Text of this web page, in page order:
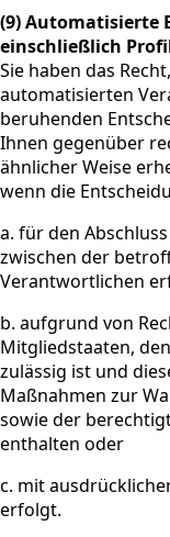
(9) Automatisierte
einschließlich
Sie haben das
automatisierten
beruhenden
Ihnen gegenüber
ähnlicher Weise
wenn die
a. für den
zwischen der
Verantwortlichen
b. aufgrund von
Mitgliedstaaten,
zulässig ist und
Maßnahmen zur
sowie der
enthalten oder
c. mit
erfolgt.